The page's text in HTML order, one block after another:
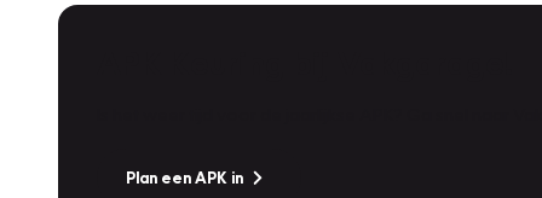
Plan een APK in